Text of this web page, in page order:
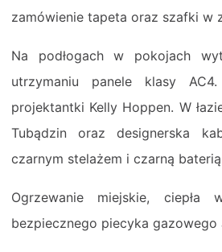
zamówienie tapeta oraz szafki w
Na podłogach w pokojach
utrzymaniu panele klasy
projektantki Kelly Hoppen. W
Tubądzin oraz designerska
czarnym stelażem i czarną
Ogrzewanie miejskie,
bezpiecznego piecyka gazowego